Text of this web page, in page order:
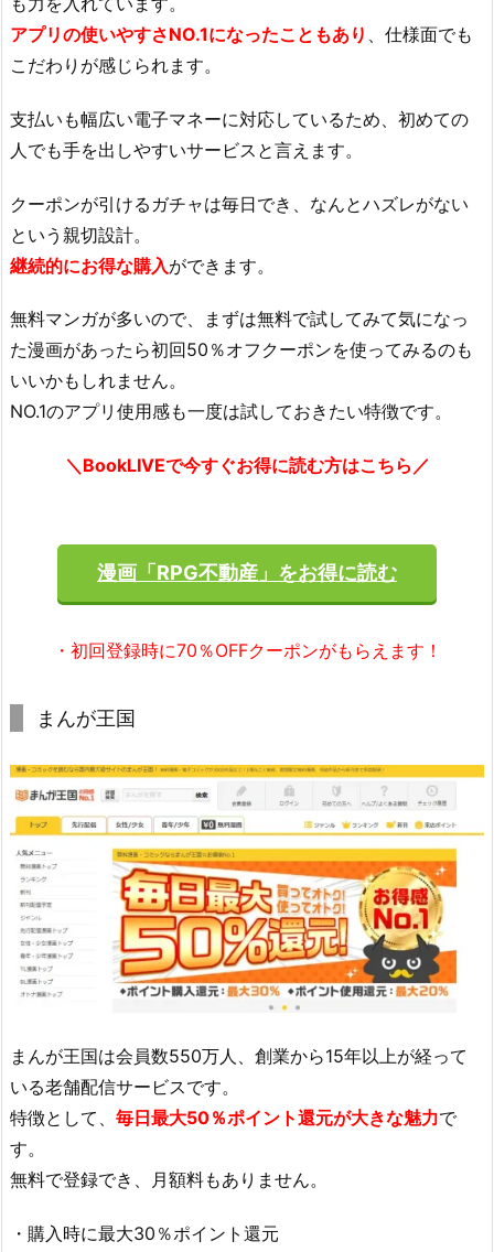
アプリの使いやすさNO.1になったこともあり
、仕様面でも
こだわりが感じられます。
支払いも幅広い電子マネーに対応しているため、初めての
人でも手を出しやすいサービスと言えます。
クーポンが引けるガチャは毎日でき、なんとハズレがない
という親切設計。
継続的にお得な購入ができます。
無料マンガが多いので、まずは無料で試してみて気になっ
た漫画があったら初回50％オフクーポンを使ってみるのも
いいかもしれません。
NO.1のアプリ使用感も一度は試しておきたい特徴です。
＼BookLIVEで今すぐお得に読む方はこちら／
漫画「RPG不動産」をお得に読む
・初回登録時に70％OFFクーポンがもらえます！
まんが王国
まんが王国は会員数550万人、創業から15年以上が経って
いる老舗配信サービスです。
特徴として、 毎日最大50％ポイント還元が大きな魅力で
す。
無料で登録でき、月額料もありません。
・購入時に最大30％ポイント還元